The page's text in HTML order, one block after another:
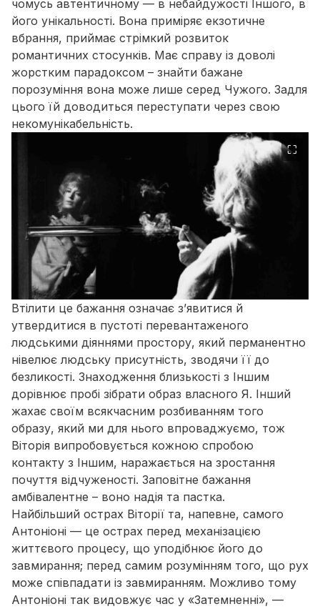
чомусь автентичному — в небайдужості Іншого, в
його унікальності. Вона приміряє екзотичне
вбрання, приймає стрімкий розвиток
романтичних стосунків. Має справу із доволі
жорстким парадоксом – знайти бажане
порозуміння вона може лише серед Чужого. Задля
цього їй доводиться переступати через свою
некомунікабельність.
⛶
Втілити це бажання означає зʼявитися й
утвердитися в пустоті перевантаженого
людськими діяннями простору, який перманентно
нівелює людську присутність, зводячи її до
безликості. Знаходження близькості з Іншим
дорівнює пробі зібрати образ власного Я. Інший
жахає своїм всякчасним розбиванням того
образу, який ми для нього впроваджуємо, тож
Віторія випробовується кожною спробою
контакту з Іншим, наражається на зростання
почуття відчуженості. Заповітне бажання
амбівалентне – воно надія та пастка.
Найбільший острах Віторії та, напевне, самого
Антоніоні — це острах перед механізацією
життєвого процесу, що уподібнює його до
завмирання; перед самим розумінням того, що рух
може співпадати із завмиранням. Можливо тому
Антоніоні так видовжує час у «Затемненні», —